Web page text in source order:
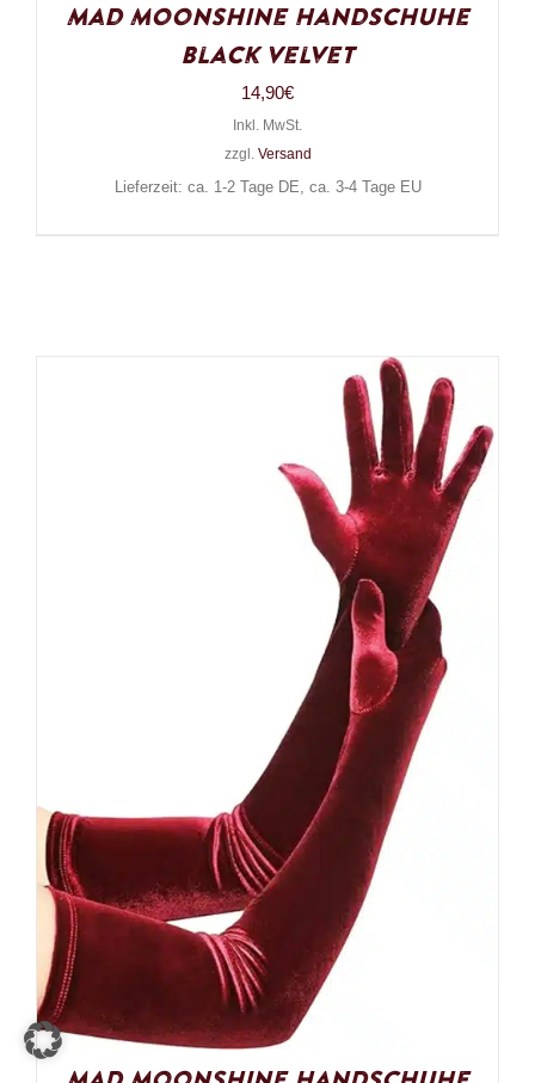
Mad Moonshine Handschuhe
Black Velvet
14,90€
Inkl. MwSt.
zzgl. Versand
Lieferzeit: ca. 1-2 Tage DE, ca. 3-4 Tage EU